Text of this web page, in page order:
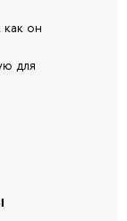
как он
для